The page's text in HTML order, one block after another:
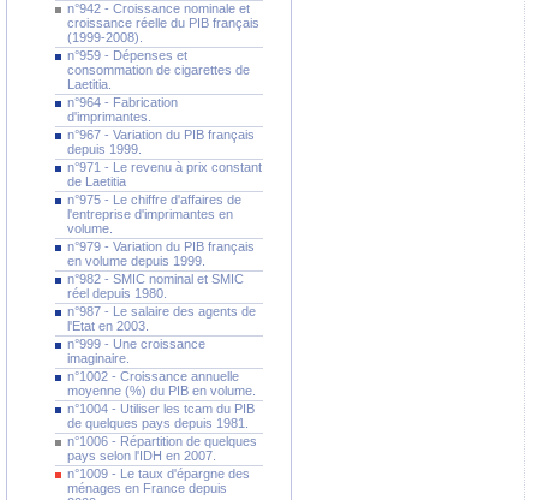
n°942 - Croissance nominale et
croissance réelle du PIB français
(1999-2008).
n°959 - Dépenses et
consommation de cigarettes de
Laetitia.
n°964 - Fabrication
d'imprimantes.
n°967 - Variation du PIB français
depuis 1999.
n°971 - Le revenu à prix constant
de Laetitia
n°975 - Le chiffre d'affaires de
l'entreprise d'imprimantes en
volume.
n°979 - Variation du PIB français
en volume depuis 1999.
n°982 - SMIC nominal et SMIC
réel depuis 1980.
n°987 - Le salaire des agents de
l'Etat en 2003.
n°999 - Une croissance
imaginaire.
n°1002 - Croissance annuelle
moyenne (%) du PIB en volume.
n°1004 - Utiliser les tcam du PIB
de quelques pays depuis 1981.
n°1006 - Répartition de quelques
pays selon l'IDH en 2007.
n°1009 - Le taux d'épargne des
ménages en France depuis